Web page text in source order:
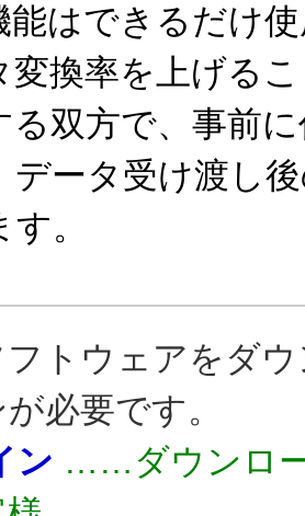
能はできるだけ
変換率を上げる
る双方で、事前
データ受け渡し
。
トウェアをダ
必要です。
ン ……ダウンロ